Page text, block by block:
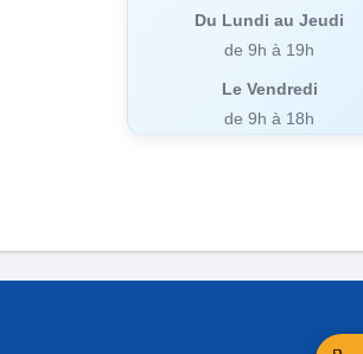
Du Lundi au Jeudi
de 9h à 19h
Le Vendredi
de 9h à 18h